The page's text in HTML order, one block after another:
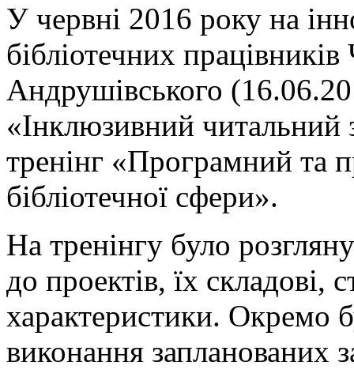
У червні 2016 року на
бібліотечних
Андрушівського
«Інклюзивний
тренінг «Програмний та
бібліотечної сфери».
На тренінгу було
до проектів, їх складові,
характеристики. Окремо
виконання запланованих